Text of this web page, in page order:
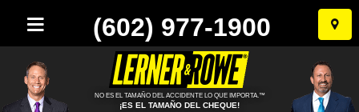
Ir
al
(602) 977-1900
NO ES EL TAMAÑO DEL ACCIDENTE LO QUE IMPORTA.™
¡ES EL TAMAÑO DEL CHEQUE!